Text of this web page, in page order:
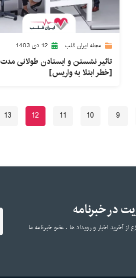
مجله ایران قلب 12 دی 1403
تاثیر نشستن و ایستادن طولانی مدت
[خطر ابتلا به واریس]
9
10
11
12
13
در خبرنامه
از آخرید اخبار و رویداد ها ، عضو خبرنامه ما